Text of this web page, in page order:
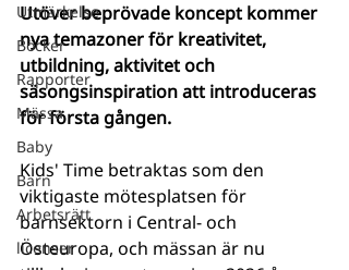
Utmärkelse
Böcker
Rapporter
Mässa
Baby
Barn
Arbetsrätt
licenser
Utöver beprövade koncept kommer
nya temazoner för kreativitet,
utbildning, aktivitet och
säsongsinspiration att introduceras
för första gången.
Kids' Time betraktas som den
viktigaste mötesplatsen för
barnsektorn i Central- och
Östeuropa, och mässan är nu